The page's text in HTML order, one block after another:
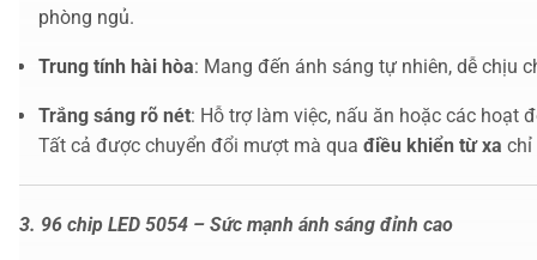
phòng ngủ.
Trung tính hài hòa: Mang đến ánh sáng tự nhiên, dễ chịu
Trắng sáng rõ nét: Hỗ trợ làm việc, nấu ăn hoặc các hoạt
Tất cả được chuyển đổi mượt mà qua điều khiển từ xa chỉ
3. 96 chip LED 5054 – Sức mạnh ánh sáng đỉnh cao